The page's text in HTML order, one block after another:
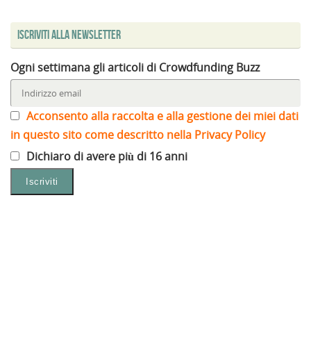
Iscriviti alla Newsletter
Ogni settimana gli articoli di Crowdfunding Buzz
Acconsento alla raccolta e alla gestione dei miei dati
in questo sito come descritto nella Privacy Policy
Dichiaro di avere più di 16 anni